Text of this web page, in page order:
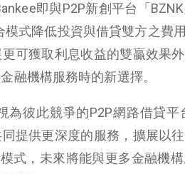
即與P2P新創平台「 BZNK
模式降低投資與借貸雙方之費
可獲取利息收益的雙贏效果
融機構服務時的新選擇。
為彼此競爭的P2P網路借貸平
提供更深度的服務，擴展以
式，未來將能與更多金融機